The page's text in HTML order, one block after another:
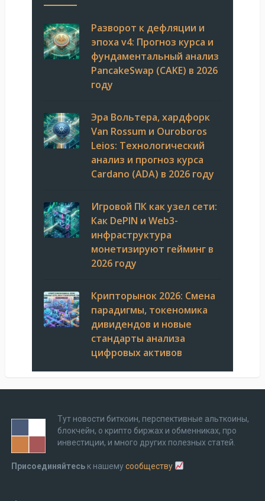
Разворот к дефляции и
эпоха v4: Прогноз курса и
фундаментальный анализ
PancakeSwap (CAKE) в 2026
году
Эра Вольтера, хардфорк
Van Rossum и Ouroboros
Leios: Технологический
анализ и прогноз курса
Cardano (ADA) в 2026 году
Игровой ПК как узел сети:
Как DePIN и Web3-
инфраструктура
монетизируют гейминг в
2026 году
Крипторынок 2026: Смена
парадигмы, токеномика
дивидендов и новые
стандарты анализа
цифровых активов
Тут новости биткоин, перспективные альткоины,
блокчейн, о крипто биржах и обменниках, про
инвестиции, и много других полезных статей.
Присоединяйтесь к нашемусообществу